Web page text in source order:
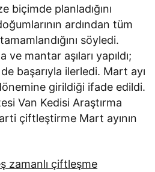
biçimde planladığını
ardından tüm
söyledi.
mantar aşıları yapıldı;
başarıyla ilerledi. Mart ayı
girildiği ifade edildi.
Van Kedisi Araştırma
çiftleştirme Mart ayının
zamanlı çiftleşme